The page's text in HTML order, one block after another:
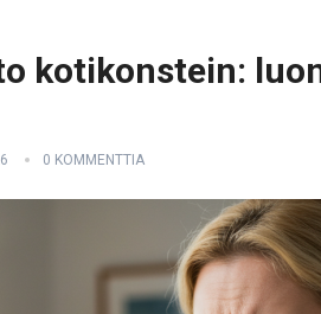
kotikonstein:
0 KOMMENTTIA